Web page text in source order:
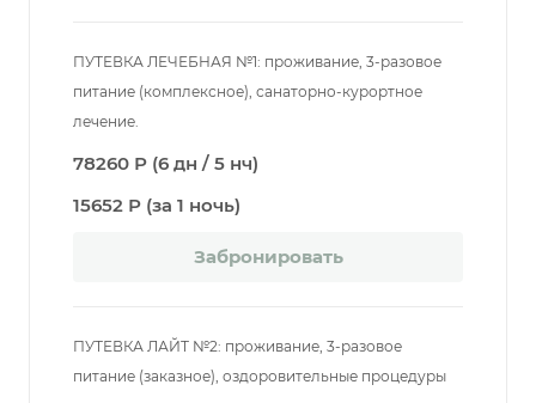
ПУТЕВКА ЛЕЧЕБНАЯ №1: проживание, 3-разовое
питание (комплексное), санаторно-курортное
лечение.
78260 Р (6 дн / 5 нч)
15652 Р (за 1 ночь)
Забронировать
ПУТЕВКА ЛАЙТ №2: проживание, 3-разовое
питание (заказное), оздоровительные процедуры